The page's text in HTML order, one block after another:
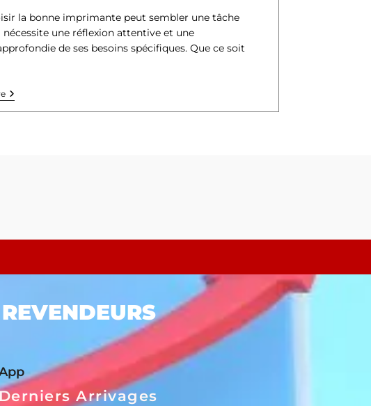
la bonne imprimante peut sembler une tâche
nécessite une réflexion attentive et une
de ses besoins spécifiques. Que ce soit
Arrivages